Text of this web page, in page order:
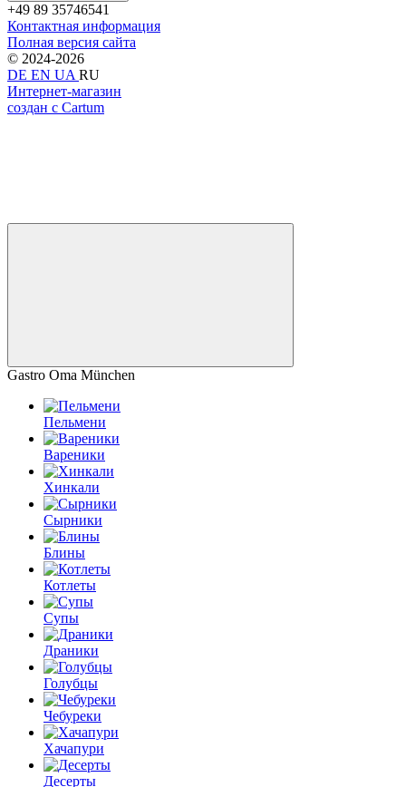
+49 89 35746541
Контактная информация
Полная версия сайта
© 2024-2026
DE EN UA RU
Интернет-магазин
создан с Cartum
Gastro Oma München
Пельмени
Вареники
Хинкали
Сырники
Блины
Котлеты
Супы
Драники
Голубцы
Чебуреки
Хачапури
Десерты